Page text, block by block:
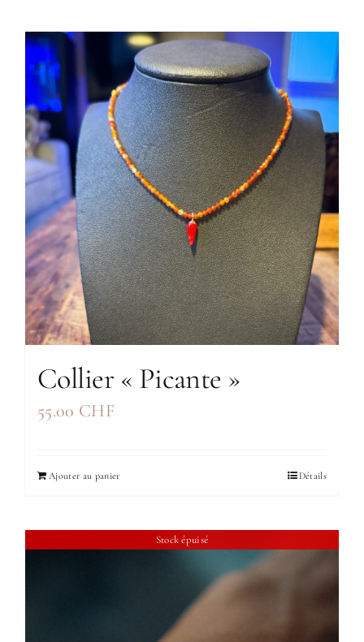
Collier « Picante »
55.00 CHF
Ajouter au panier Détails
Stock épuisé